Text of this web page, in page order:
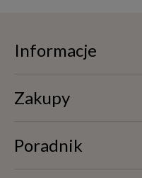
Informacje
Zakupy
Poradnik